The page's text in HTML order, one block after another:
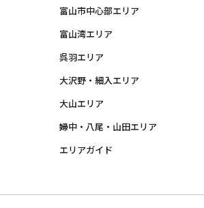
富山市中心部エリア
富山湾エリア
呉羽エリア
大沢野・細入エリア
大山エリア
婦中・八尾・山田エリア
エリアガイド